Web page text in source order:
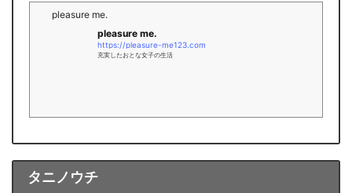
pleasure me.
pleasure me.
https://pleasure-me123.com
充実したおとな女子の生活
タニノウチ